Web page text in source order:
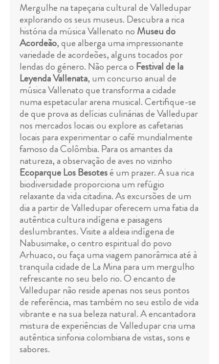
Mergulhe na tapeçaria cultural de Valledupar
explorando os seus museus. Descubra a rica
história da música Vallenato no Museu do
Acordeão, que alberga uma impressionante
variedade de acordeões, alguns tocados por
lendas do género. Não perca o Festival de la
Leyenda Vallenata, um concurso anual de
música Vallenato que transforma a cidade
numa espetacular arena musical. Certifique-se
de que prova as delícias culinárias de Valledupar
nos mercados locais ou explore as cafetarias
locais para experimentar o café mundialmente
famoso da Colômbia. Para os amantes da
natureza, a observação de aves no vizinho
Ecoparque Los Besotesé um prazer. A sua rica
biodiversidade proporciona um refúgio
relaxante da vida citadina. As excursões de um
dia a partir de Valledupar oferecem uma fatia da
autêntica cultura indígena e paisagens
deslumbrantes. Visite a aldeia indígena de
Nabusimake, o centro espiritual do povo
Arhuaco, ou faça uma viagem panorâmica até à
tranquila cidade de La Mina para um mergulho
refrescante no seu belo rio. O encanto de
Valledupar não reside apenas nos seus pontos
de referência, mas também no seu estilo de vida
vibrante e na sua beleza natural. A encantadora
mistura de experiências de Valledupar cria uma
autêntica sinfonia colombiana de vistas, sons e
sabores.